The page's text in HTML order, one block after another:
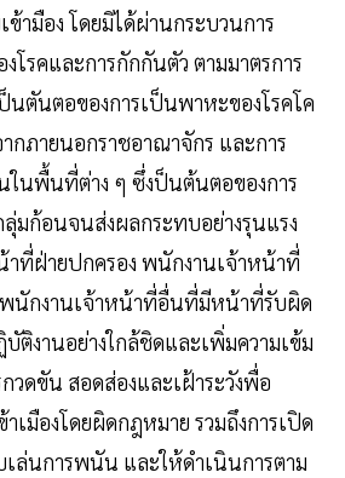
ามือง โดยมิได้ผ่านกระบวนการ
โรคและการกักกันตัว ตามมาตรการ
นตันตอของการเป็นพาหะของโรคโค
กภายนอกราชอาณาจักร และการ
นพื้นที่ต่าง ๆ ซึ่งป็นต้นตอของการ
มก้อนจนส่งผลกระทบอย่างรุนแรง
ที่ฝ่ายปกครอง พนักงานเจ้าหน้าที่
พนักงานเจ้าหน้าที่อื่นที่มีหน้าที่รับผิด
ติงานอย่างใกล้ชิดและเพิ่มความเข้ม
วดขัน สอดส่องและเฝ้าระวังพื่อ
เมืองโดยผิดกฎหมาย รวมถึงการเปิด
ล่นการพนัน และให้ดำเนินการตาม